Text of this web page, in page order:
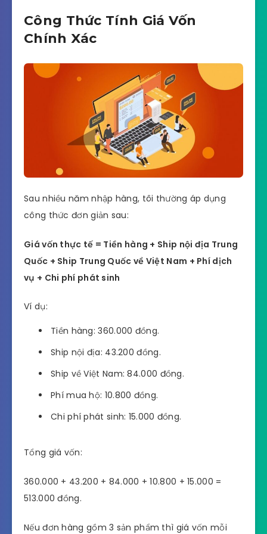
Công Thức Tính Giá Vốn
Chính Xác
Sau nhiều năm nhập hàng, tôi thường áp dụng
công thức đơn giản sau:
Giá vốn thực tế = Tiền hàng + Ship nội địa Trung
Quốc + Ship Trung Quốc về Việt Nam + Phí dịch
vụ + Chi phí phát sinh
Ví dụ:
Tiền hàng: 360.000 đồng.
Ship nội địa: 43.200 đồng.
Ship về Việt Nam: 84.000 đồng.
Phí mua hộ: 10.800 đồng.
Chi phí phát sinh: 15.000 đồng.
Tổng giá vốn:
360.000 + 43.200 + 84.000 + 10.800 + 15.000 =
513.000 đồng.
Nếu đơn hàng gồm 3 sản phẩm thì giá vốn mỗi